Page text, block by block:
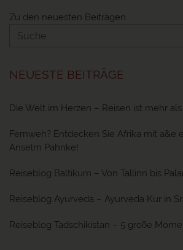
Zu den neuesten Beiträgen
NEUESTE BEITRÄGE
Die Welt im Herzen – Reisen ist mehr
Fernweh? Entdecken Sie Afrika mit a&e
Anselm Pahnke!
Reiseblog Baltikum – Von Tallinn bis
Reiseblog Ayurveda – Ayurveda Kur in
Reiseblog Tadschikistan – 5 große